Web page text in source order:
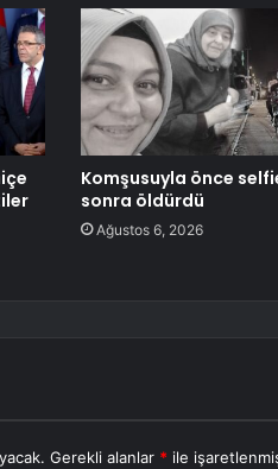
Komşusuyla önce
sonra öldürdü
Ağustos 6, 2026
Gerekli alanlar * ile